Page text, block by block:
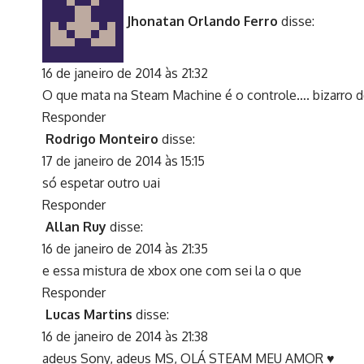
Jhonatan Orlando Ferro disse:
16 de janeiro de 2014 às 21:32
O que mata na Steam Machine é o controle…. bizarro
Responder
Rodrigo Monteiro disse:
17 de janeiro de 2014 às 15:15
só espetar outro uai
Responder
Allan Ruy disse:
16 de janeiro de 2014 às 21:35
e essa mistura de xbox one com sei la o que
Responder
Lucas Martins disse:
16 de janeiro de 2014 às 21:38
adeus Sony, adeus MS, OLÁ STEAM MEU AMOR ♥